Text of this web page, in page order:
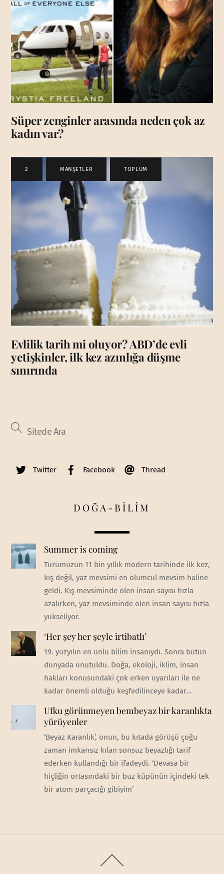
Süper zenginler arasında neden çok az
kadın var?
2 MANŞETLER TOPLUM
Evlilik tarih mi oluyor? ABD’de evli
yetişkinler, ilk kez azınlığa düşme
sınırında
Twitter Facebook Thread
DOĞA-BİLİM
Summer is coming
Türümüzün 11 bin yıllık modern tarihinde ilk kez,
kış değil, yaz mevsimi en ölümcül mevsim haline
geldi. Kış mevsiminde ölen insan sayısı hızla
azalırken, yaz mevsiminde ölen insan sayısı hızla
yükseliyor.
‘Her şey her şeyle irtibatlı’
19. yüzyılın en ünlü bilim insanıydı. Sonra bütün
dünyada unutuldu. Doğa, ekoloji, iklim, insan
hakları konusundaki çok erken uyarıları ile ne
kadar önemli olduğu keşfedilinceye kadar...
Ufku görünmeyen bembeyaz bir karanlıkta
yürüyenler
‘Beyaz Karanlık’, onun, bu kıtada görüşü çoğu
zaman imkansız kılan sonsuz beyazlığı tarif
ederken kullandığı bir ifadeydi. ‘Devasa bir
hiçliğin ortasındaki bir buz küpünün içindeki tek
bir atom parçacığı gibiyim’
To